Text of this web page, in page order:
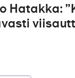
Hatakka: